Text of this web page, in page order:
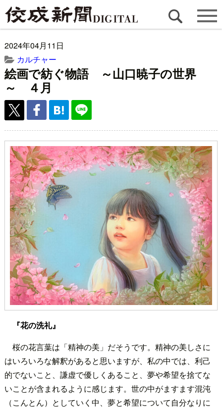
2024年04月11日
カルチャー
絵画で紡ぐ物語 ～山口暁子の世界
～ ４月
『花の洗礼』
桜の花言葉は「精神の美」だそうです。精神の美しさに
はいろいろな解釈があると思いますが、私の中では、利己
的でないこと、謙虚で優しくあること、夢や希望を捨てな
いことが含まれるように感じます。世の中がますます混沌
（こんとん）としていく中、夢と希望について自分なりに